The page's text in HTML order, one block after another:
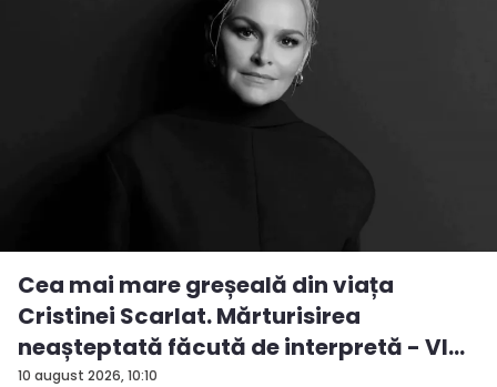
10 august 2026, 10:10
Cea mai mare greșeală din viața
Cristinei Scarlat. Mărturisirea
neașteptată făcută de interpretă - VI...